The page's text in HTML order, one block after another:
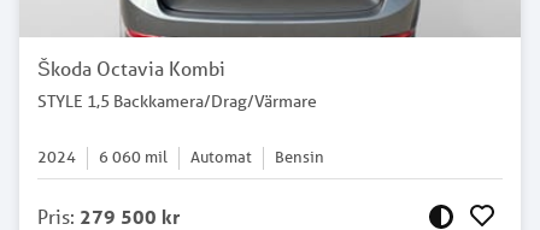
Škoda Octavia Kombi
STYLE 1,5 Backkamera/Drag/Värmare
2024 6 060 mil Automat Bensin
Pris: 279 500 kr